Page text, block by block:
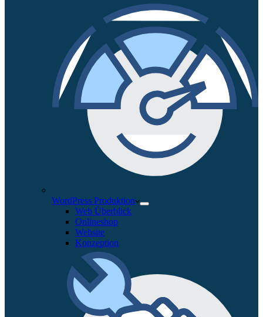
WordPress Produktion
Web Überblick
Onlineshop
Website
Konzeption